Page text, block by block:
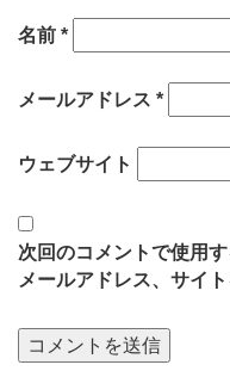
名前 *
メールアドレス *
ウェブサイト
次回のコメントで使用
メールアドレス、サイト